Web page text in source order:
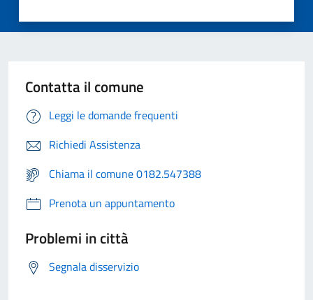
Contatta il comune
Leggi le domande frequenti
Richiedi Assistenza
Chiama il comune 0182.547388
Prenota un appuntamento
Problemi in città
Segnala disservizio